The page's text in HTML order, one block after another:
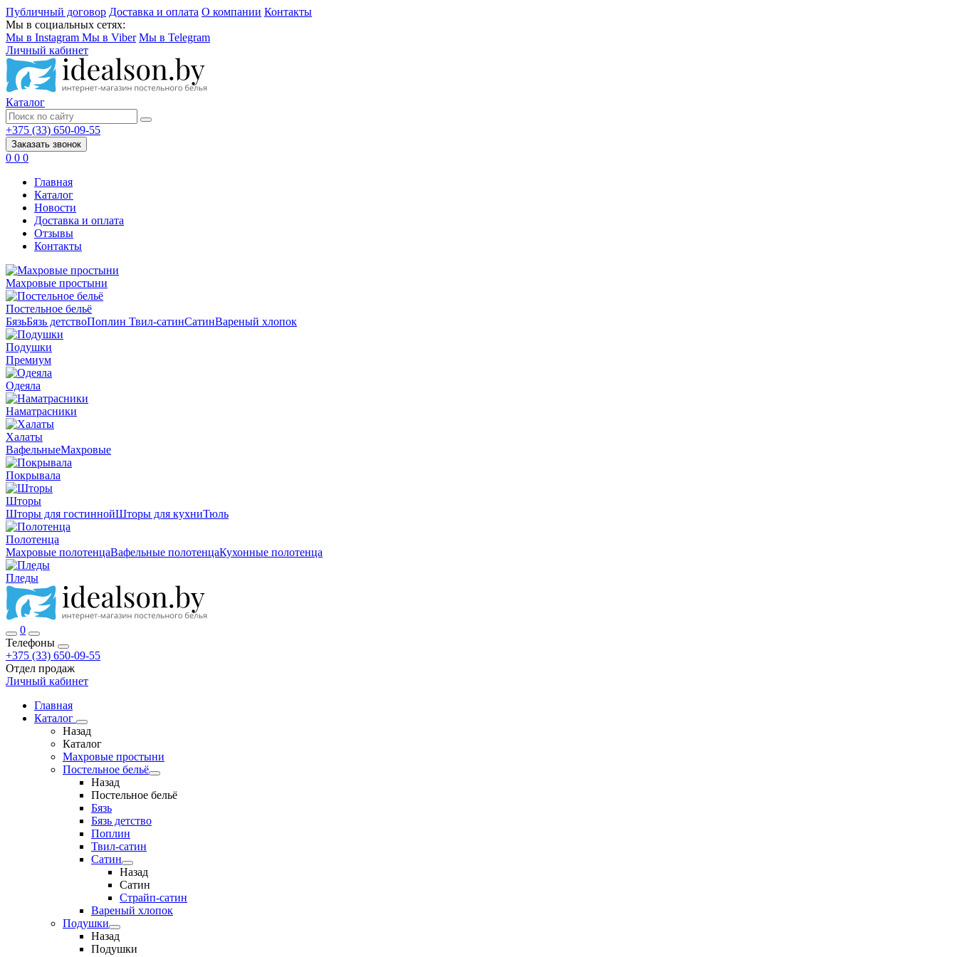
Публичный договор Доставка и оплата О компании Контакты
Мы в социальных сетях:
Мы в Instagram Мы в Viber Мы в Telegram
Личный кабинет
Каталог
+375 (33) 650-09-55
Заказать звонок
0 0 0
Главная
Каталог
Новости
Доставка и оплата
Отзывы
Контакты
Махровые простыни
Постельное бельё
БязьБязь детствоПоплин Твил-сатинСатинВареный хлопок
Подушки
Премиум
Одеяла
Наматрасники
Халаты
ВафельныеМахровые
Покрывала
Шторы
Шторы для гостиннойШторы для кухниТюль
Полотенца
Махровые полотенцаВафельные полотенцаКухонные полотенца
Пледы
0
Телефоны
+375 (33) 650-09-55
Отдел продаж
Личный кабинет
Главная
Каталог
Назад
Каталог
Махровые простыни
Постельное бельё
Назад
Постельное бельё
Бязь
Бязь детство
Поплин
Твил-сатин
Сатин
Назад
Сатин
Страйп-сатин
Вареный хлопок
Подушки
Назад
Подушки